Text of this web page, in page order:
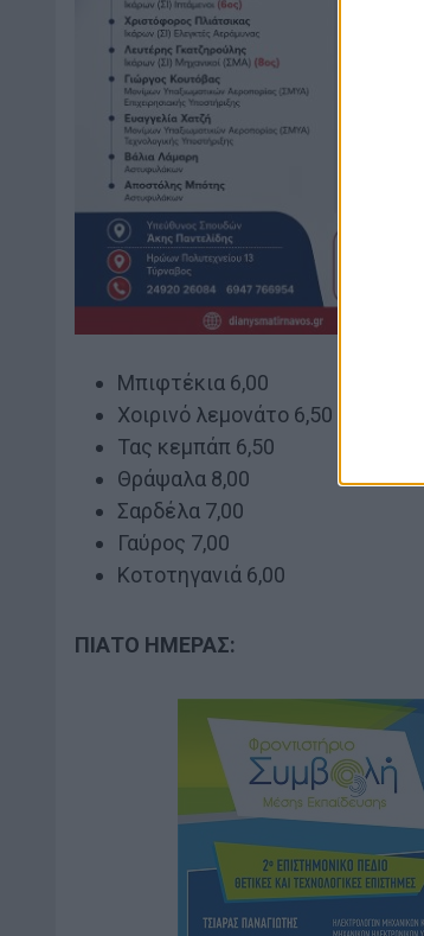
Μπιφτέκια 6,00
Χοιρινό λεμονάτο 6,50
Τας κεμπάπ 6,50
Θράψαλα 8,00
Σαρδέλα 7,00
Γαύρος 7,00
Κοτοτηγανιά 6,00
ΠΙΑΤΟ ΗΜΕΡΑΣ: